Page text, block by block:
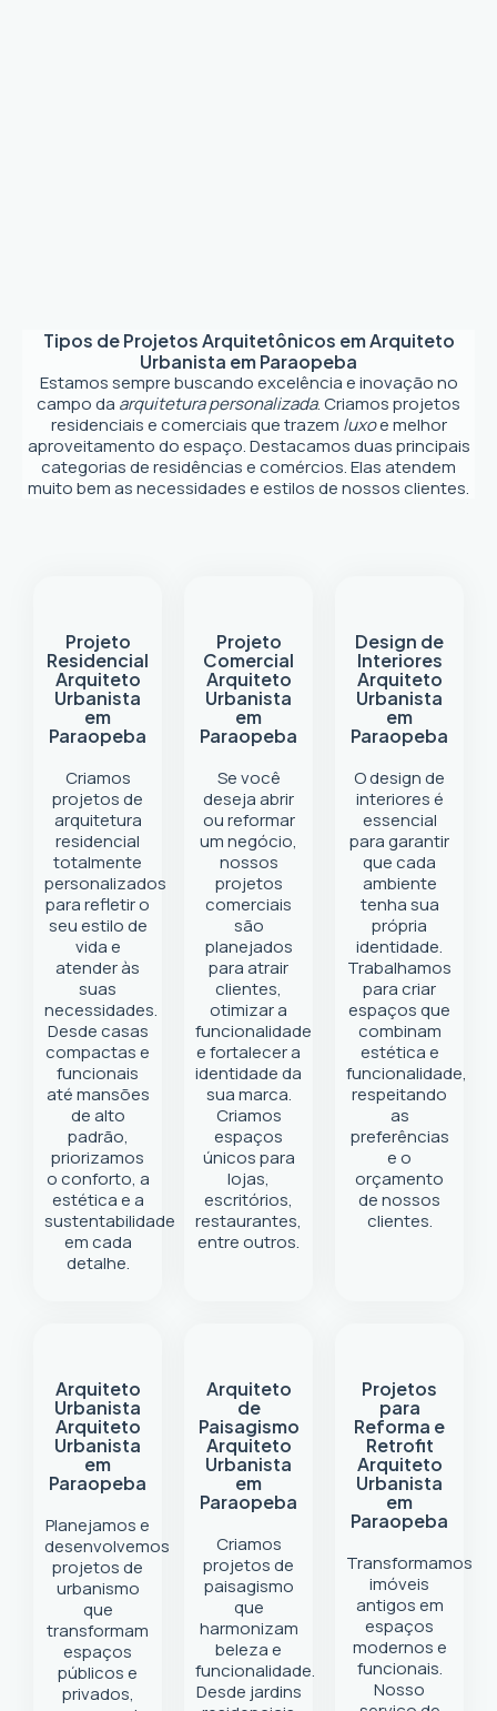
Tipos de Projetos Arquitetônicos emArquiteto
Urbanista em Paraopeba
Estamos sempre buscando excelência e inovação no
campo da arquitetura personalizada. Criamos projetos
residenciais e comerciais que trazem luxoe melhor
aproveitamento do espaço. Destacamos duas principais
categorias de residências e comércios. Elas atendem
muito bem as necessidades e estilos de nossos clientes.
Projeto
Residencial
Arquiteto
Urbanista
em
Paraopeba
Criamos
projetos de
arquitetura
residencial
totalmente
personalizados
para refletir o
seu estilo de
vida e
atender às
suas
necessidades.
Desde casas
compactas e
funcionais
até mansões
de alto
padrão,
priorizamos
o conforto, a
estética e a
sustentabilidade
em cada
detalhe.
Projeto
Comercial
Arquiteto
Urbanista
em
Paraopeba
Se você
deseja abrir
ou reformar
um negócio,
nossos
projetos
comerciais
são
planejados
para atrair
clientes,
otimizar a
funcionalidade
e fortalecer a
identidade da
sua marca.
Criamos
espaços
únicos para
lojas,
escritórios,
restaurantes,
entre outros.
Design de
Interiores
Arquiteto
Urbanista
em
Paraopeba
O design de
interiores é
essencial
para garantir
que cada
ambiente
tenha sua
própria
identidade.
Trabalhamos
para criar
espaços que
combinam
estética e
funcionalidade,
respeitando
as
preferências
e o
orçamento
de nossos
clientes.
Arquiteto
Urbanista
Arquiteto
Urbanista
em
Paraopeba
Planejamos e
desenvolvemos
projetos de
urbanismo
que
transformam
espaços
públicos e
privados,
Arquiteto
de
Paisagismo
Arquiteto
Urbanista
em
Paraopeba
Criamos
projetos de
paisagismo
que
harmonizam
beleza e
funcionalidade.
Desde jardins
Projetos
para
Reforma e
Retrofit
Arquiteto
Urbanista
em
Paraopeba
Transformamos
imóveis
antigos em
espaços
modernos e
funcionais.
Nosso